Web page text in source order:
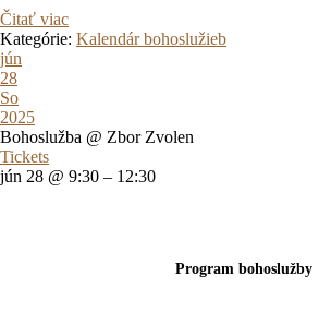
Čitať viac
Kategórie: Kalendár bohoslužieb
jún
28
So
2025
Bohoslužba @ Zbor Zvolen
Tickets
jún 28 @ 9:30 – 12:30
Program bohoslužby